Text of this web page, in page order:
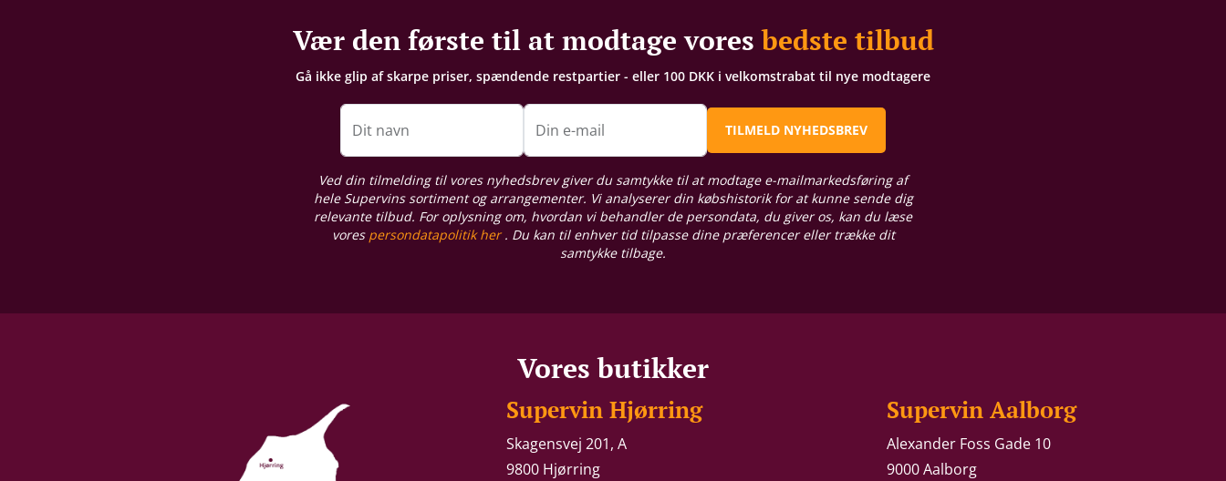
Vær den første til at modtage voresbedste tilbud
Gå ikke glip af skarpe priser, spændende restpartier - eller 100 DKK i velkomstrabat til nye modtagere
Dit navn Din e-mail TILMELD NYHEDSBREV
Ved din tilmelding til vores nyhedsbrev giver du samtykke til at modtage e-mailmarkedsføring af
hele Supervins sortiment og arrangementer. Vi analyserer din købshistorik for at kunne sende dig
relevante tilbud. For oplysning om, hvordan vi behandler de persondata, du giver os, kan du læse
vores persondatapolitik her. Du kan til enhver tid tilpasse dine præferencer eller trække dit
samtykke tilbage.
Vores butikker
Supervin Hjørring
Skagensvej 201, A
9800 Hjørring
Supervin Aalborg
Alexander Foss Gade 10
9000 Aalborg